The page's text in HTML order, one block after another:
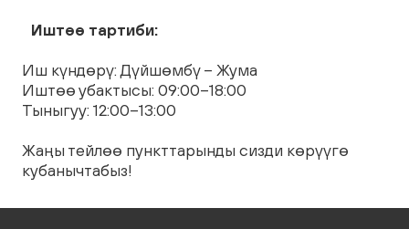
Иштөө тартиби:
Иш күндөрү: Дүйшөмбү – Жума
Иштөө убактысы: 09:00–18:00
Тыныгуу: 12:00–13:00
Жаңы тейлөө пункттарынды сизди көрүүгө
кубанычтабыз!